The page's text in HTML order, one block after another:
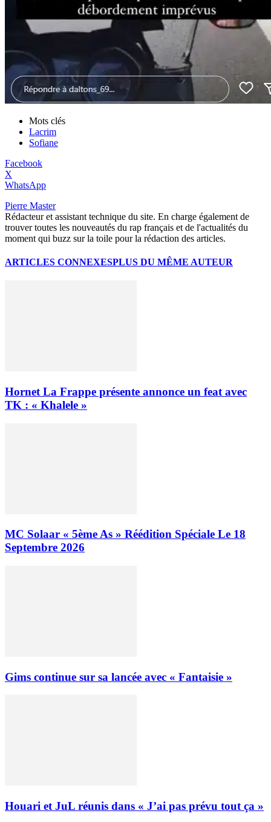
Mots clés
Lacrim
Sofiane
Facebook
X
WhatsApp
Pierre Master
Rédacteur et assistant technique du site. En charge également de
trouver toutes les nouveautés du rap français et de l'actualités du
moment qui buzz sur la toile pour la rédaction des articles.
ARTICLES CONNEXESPLUS DU MÊME AUTEUR
Hornet La Frappe présente annonce un feat avec
TK : « Khalele »
MC Solaar « 5ème As » Réédition Spéciale Le 18
Septembre 2026
Gims continue sur sa lancée avec « Fantaisie »
Houari et JuL réunis dans « J’ai pas prévu tout ça »